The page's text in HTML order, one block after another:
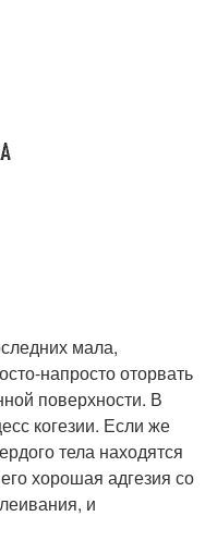
мала,
напросто оторвать
поверхности. В
когезии. Если же
тела находятся
хорошая адгезия со
и